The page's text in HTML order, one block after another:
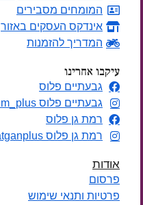
המומחים מסבירים
אינדקס העסקים באזור
המדריך להזמנות
עיקבו אחרינו
גבעתיים פלוס
גבעתיים פלוס givatayim_plus
רמת גן פלוס
רמת גן פלוס ramatganplus
אודות
פרסום
פרטיות ותנאי שימוש